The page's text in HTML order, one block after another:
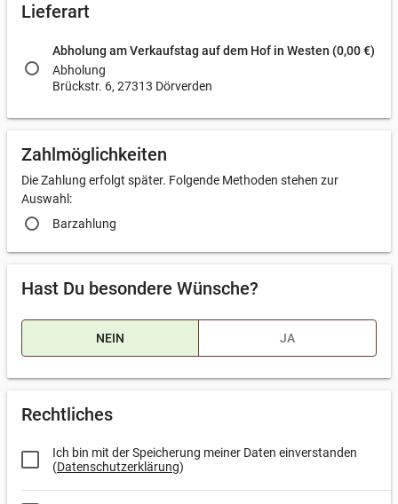
Lieferart
Abholung am Verkaufstag auf dem Hof in Westen (0,00 €)
Abholung
Brückstr. 6, 27313 Dörverden
Zahlmöglichkeiten
Die Zahlung erfolgt später. Folgende Methoden stehen zur
Auswahl:
Barzahlung
Hast Du besondere Wünsche?
NEIN JA
Rechtliches
Ich bin mit der Speicherung meiner Daten einverstanden
(Datenschutzerklärung)